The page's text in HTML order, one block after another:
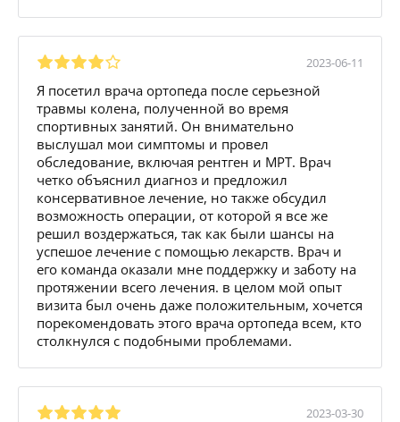
2023-06-11
Я посетил врача ортопеда после серьезной
травмы колена, полученной во время
спортивных занятий. Он внимательно
выслушал мои симптомы и провел
обследование, включая рентген и МРТ. Врач
четко объяснил диагноз и предложил
консервативное лечение, но также обсудил
возможность операции, от которой я все же
решил воздержаться, так как были шансы на
успешое лечение с помощью лекарств. Врач и
его команда оказали мне поддержку и заботу на
протяжении всего лечения. в целом мой опыт
визита был очень даже положительным, хочется
порекомендовать этого врача ортопеда всем, кто
столкнулся с подобными проблемами.
2023-03-30